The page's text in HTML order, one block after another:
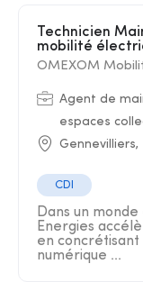
mobilité
OMEXOM
Agent de
espaces
CDI
Dans un
Energies
en concrétisant
numérique ...